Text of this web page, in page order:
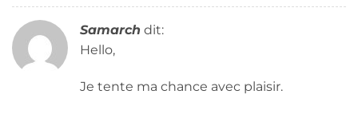
Samarch dit:
Hello,
Je tente ma chance avec plaisir.